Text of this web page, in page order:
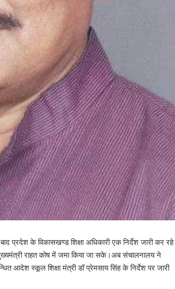
प्रदेश के विकासखण्ड शिक्षा अधिकारी एक निर्देश जारी कर रहे
राहत कोष में जमा किया जा सके।अब संचालनालय ने
आदेश स्कूल शिक्षा मंत्री डॉ प्रेमसाय सिंह के निर्देश पर जारी